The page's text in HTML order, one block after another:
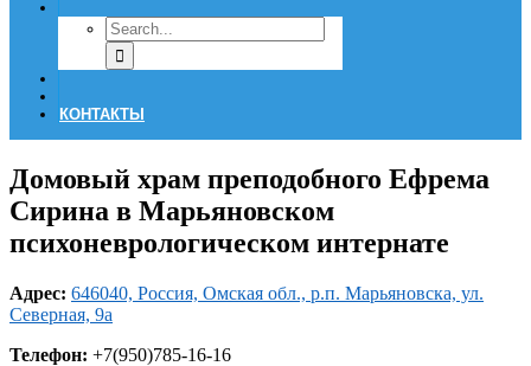
КОНТАКТЫ
Домовый храм преподобного Ефрема
Сирина в Марьяновском
психоневрологическом интернате
Адрес: 646040, Россия, Омская обл., р.п. Марьяновска, ул.
Северная, 9а
Телефон: +7(950)785-16-16